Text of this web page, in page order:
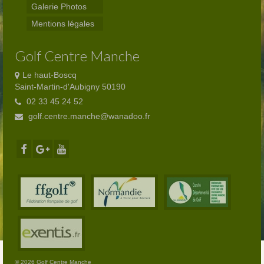
Abonnés
Galerie Photos
Mentions légales
Golf Centre Manche
Le haut-Boscq
Saint-Martin-d'Aubigny 50190
02 33 45 24 52
golf.centre.manche@wanadoo.fr
© 2026 Golf Centre Manche